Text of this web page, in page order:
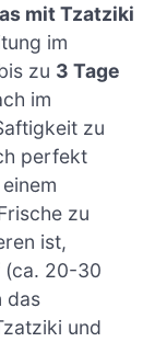
mit Tzatziki
im
zu 3 Tage
im
zu
perfekt
zu
ist,
(ca. 20-30
das
und